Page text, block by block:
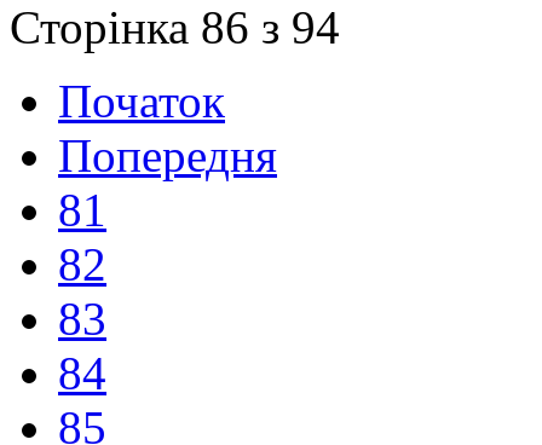
Сторінка 86 з 94
Початок
Попередня
81
82
83
84
85